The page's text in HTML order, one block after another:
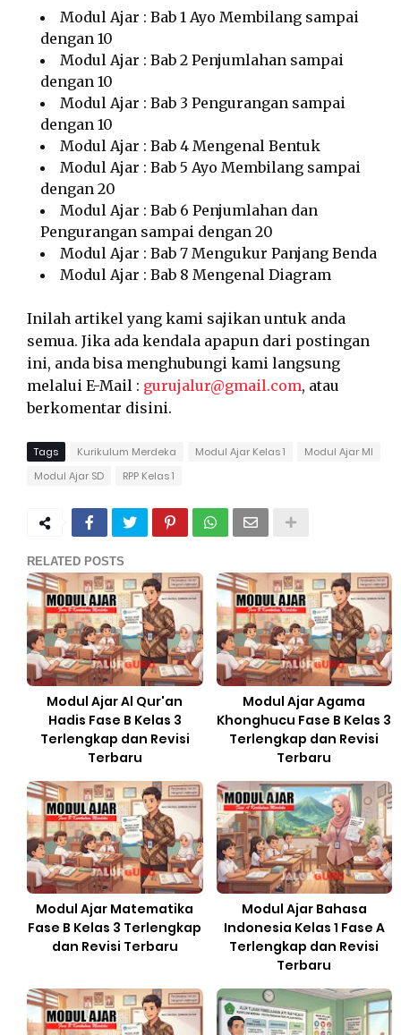
Modul Ajar : Bab 1 Ayo Membilang sampai
dengan 10
Modul Ajar : Bab 2 Penjumlahan sampai
dengan 10
Modul Ajar : Bab 3 Pengurangan sampai
dengan 10
Modul Ajar : Bab 4 Mengenal Bentuk
Modul Ajar : Bab 5 Ayo Membilang sampai
dengan 20
Modul Ajar : Bab 6 Penjumlahan dan
Pengurangan sampai dengan 20
Modul Ajar : Bab 7 Mengukur Panjang Benda
Modul Ajar : Bab 8 Mengenal Diagram
Inilah artikel yang kami sajikan untuk anda
semua. Jika ada kendala apapun dari postingan
ini, anda bisa menghubungi kami langsung
melalui E-Mail : gurujalur@gmail.com, atau
berkomentar disini.
Tags Kurikulum Merdeka Modul Ajar Kelas 1
Modul Ajar MI
Modul Ajar SD
RPP Kelas 1
RELATED POSTS
Modul Ajar Al Qur'an
Hadis Fase B Kelas 3
Terlengkap dan Revisi
Terbaru
Modul Ajar Agama
Khonghucu Fase B Kelas 3
Terlengkap dan Revisi
Terbaru
Modul Ajar Matematika
Fase B Kelas 3 Terlengkap
dan Revisi Terbaru
Modul Ajar Bahasa
Indonesia Kelas 1 Fase A
Terlengkap dan Revisi
Terbaru